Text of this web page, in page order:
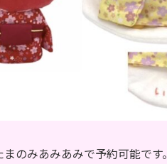
のみあみあみで予約可能です。